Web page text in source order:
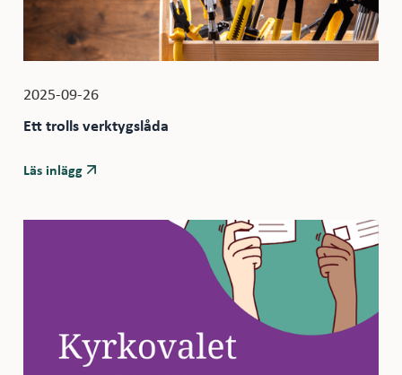
2025-09-26
Ett trolls verktygslåda
Läs inlägg